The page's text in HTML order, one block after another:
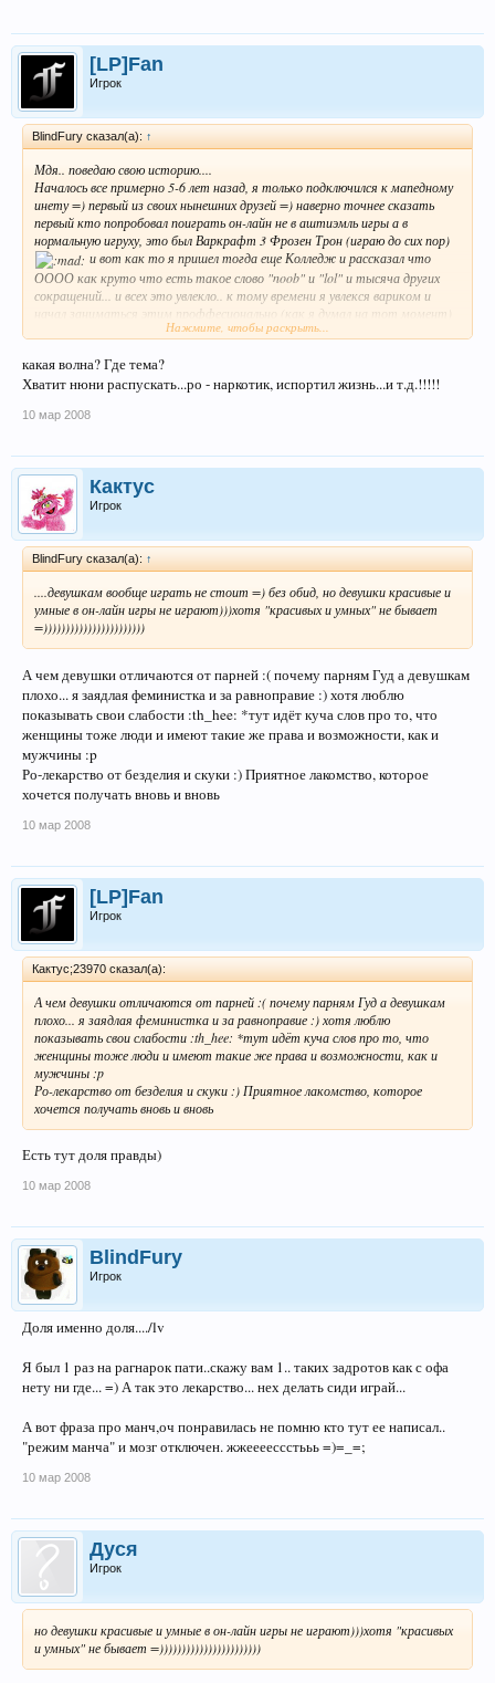
[LP]Fan
Игрок
BlindFury сказал(а): ↑
Мдя.. поведаю свою историю....
Началось все примерно 5-6 лет назад, я только подключился к мапедному
инету =) первый из своих нынешних друзей =) наверно точнее сказать
первый кто попробовал поиграть он-лайн не в аштиэмль игры а в
нормальную игруху, это был Варкрафт 3 Фрозен Трон (играю до сих пор)
и вот как то я пришел тогда еще Колледж и рассказал что
ОООО как круто что есть такое слово "noob" и "lol" и тысяча других
сокращений... и всех это увлекло.. к тому времени я увлекся вариком и
начал заниматься этим проффесионально (как я думал на тот момент)
..клубы..турниры.... и вот в очередном клубе я познакомился с парнями
сразу такая ностальгия...все в первый раз все новое и интересное.. сначало
затянуло моего другана, потом подсадился я, далие подсело человек 10 из
где мы только не играли на какие сходки только не ходили...люди
встретиться побазарить.. Пумню был такой инет "петерстар желтая
сабака" там еще ночной был какойто, так вот помню с учебы бежишь
домой скорее..потому что инет с 16.00... и бывало играли по 28 часов без
сна..и выхода на улицу,думал инсульт епт переживу =)и самое главное нас
было 10-15 ! и все друзья в реале... Повидал таких задротов что теперь
мнение о РО совершенно поменялось,стоит тут убивать время и ничего
больше, ни каких романов итд ....девушкам вообще играть не стоит =)
"красивых и умных" не бывает =)))))))))))))))))))))))
Теперь столько здоровья задротить нет, но тот великий интерес
остался и останется всегда.
Ро это не наркотик,ро это средство убить время,без этого можно
обойтись и в этом нету смысла жизни...
НО ЭТО ОЧЕНЬ ИНТЕРЕСНО =) Личной жизни не мишает слава богу,
учебе тоже.... как были распиздяями так и есть.. автор темки все про
учебу про учебу, если ты по жизни распиздяй,бухаешь,куриш и
бепорядочные связи имеешь =) какая учеба ? ты студент живи =)
ЛП фон вообще на своей волне толкает тему...
Нажмите, чтобы раскрыть...
какая волна? Где тема?
Хватит нюни распускать...ро - наркотик, испортил жизнь...и т.д.!!!!!
10 мар 2008
Кактус
Игрок
BlindFury сказал(а): ↑
....девушкам вообще играть не стоит =) без обид, но девушки красивые и
умные в он-лайн игры не играют)))хотя "красивых и умных" не бывает
=)))))))))))))))))))))))
А чем девушки отличаются от парней :( почему парням Гуд а девушкам
плохо... я заядлая феминистка и за равноправие :) хотя люблю
показывать свои слабости :th_hee: *тут идёт куча слов про то, что
женщины тоже люди и имеют такие же права и возможности, как и
мужчины :p
Ро-лекарство от безделия и скуки :) Приятное лакомство, которое
хочется получать вновь и вновь
10 мар 2008
[LP]Fan
Игрок
Кактус;23970 сказал(а):
А чем девушки отличаются от парней :( почему парням Гуд а девушкам
плохо... я заядлая феминистка и за равноправие :) хотя люблю
показывать свои слабости :th_hee: *тут идёт куча слов про то, что
женщины тоже люди и имеют такие же права и возможности, как и
мужчины :p
Ро-лекарство от безделия и скуки :) Приятное лакомство, которое
хочется получать вновь и вновь
Есть тут доля правды)
10 мар 2008
BlindFury
Игрок
Доля именно доля..../lv
Я был 1 раз на рагнарок пати..скажу вам 1.. таких задротов как с офа
нету ни где... =) А так это лекарство... нех делать сиди играй...
А вот фраза про манч,оч понравилась не помню кто тут ее написал..
"режим манча" и мозг отключен. жжеееессстььь =)=_=;
10 мар 2008
Дуся
Игрок
но девушки красивые и умные в он-лайн игры не играют)))хотя "красивых
и умных" не бывает =)))))))))))))))))))))))